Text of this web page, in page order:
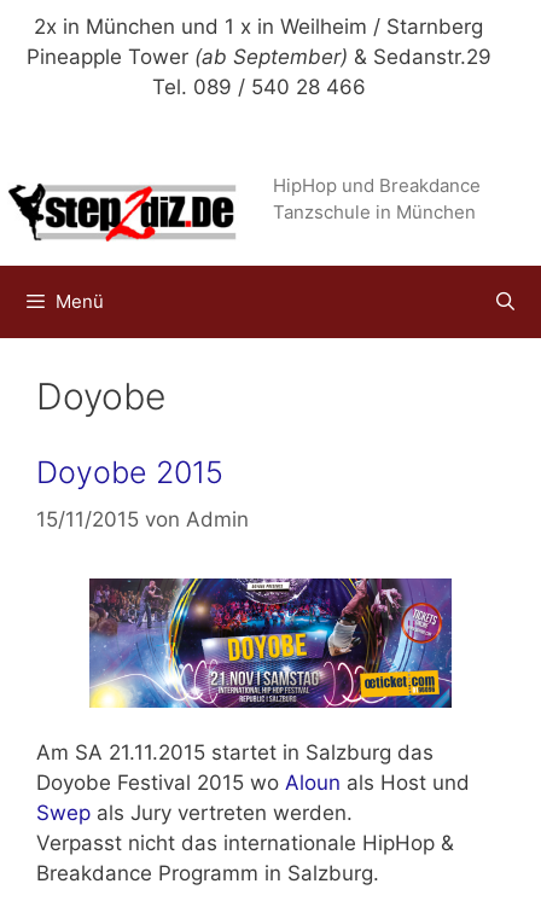
Zum
Inhalt
2x in München und 1 x in Weilheim / Starnberg
Pineapple Tower (ab September) & Sedanstr.29
Tel. 089 / 540 28 466
HipHop und Breakdance
Tanzschule in München
Menü
Doyobe
Doyobe 2015
15/11/2015 von Admin
Am SA 21.11.2015 startet in Salzburg das
Doyobe Festival 2015 wo Aloun als Host und
Swep als Jury vertreten werden.
Verpasst nicht das internationale HipHop &
Breakdance Programm in Salzburg.